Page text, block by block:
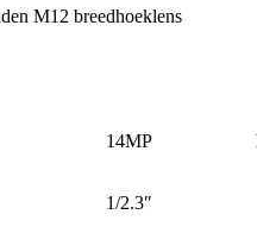
M12 breedhoeklens
14MP
1/2.3″